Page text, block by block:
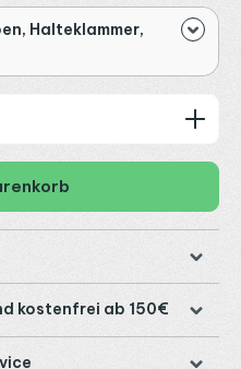
Halteklammer,
gewünschten Wert ein
kostenfrei ab 150€